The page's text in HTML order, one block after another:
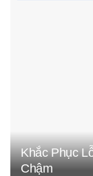
Khắc Phục
Chậm